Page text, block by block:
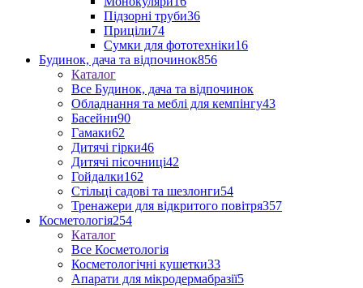
Підзорні труби36
Приціли74
Сумки для фототехніки16
Будинок, дача та відпочинок856
Каталог
Все Будинок, дача та відпочинок
Обладнання та меблі для кемпінгу43
Басейни90
Гамаки62
Дитячі гірки46
Дитячі пісочниці42
Гойдалки162
Стільці садові та шезлонги54
Тренажери для відкритого повітря357
Косметологія254
Каталог
Все Косметологія
Косметологічні кушетки33
Апарати для мікродермабразії5